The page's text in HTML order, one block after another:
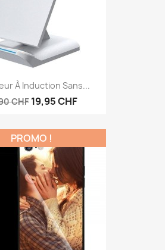
À Induction Sans...
CHF 19,95 CHF
PROMO !